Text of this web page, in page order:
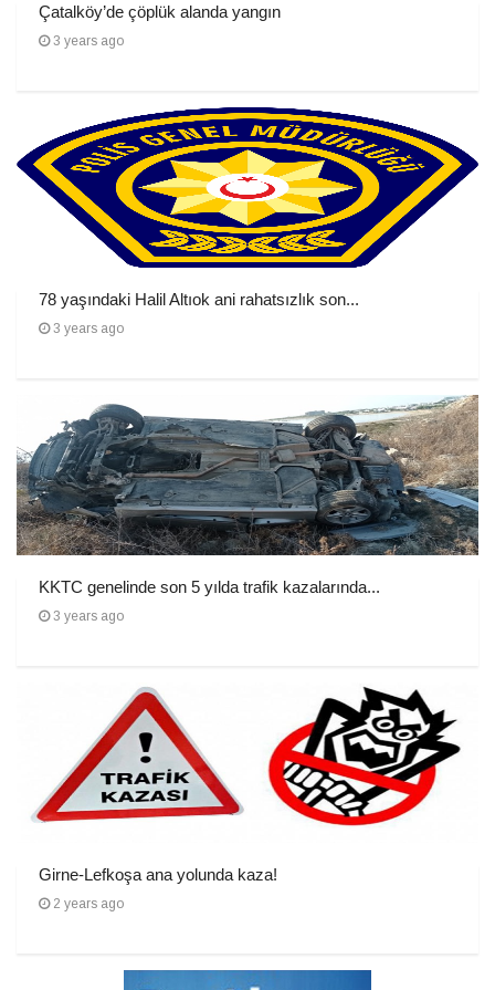
Çatalköy’de çöplük alanda yangın
3 years ago
78 yaşındaki Halil Altıok ani rahatsızlık son...
3 years ago
KKTC genelinde son 5 yılda trafik kazalarında...
3 years ago
Girne-Lefkoşa ana yolunda kaza!
2 years ago